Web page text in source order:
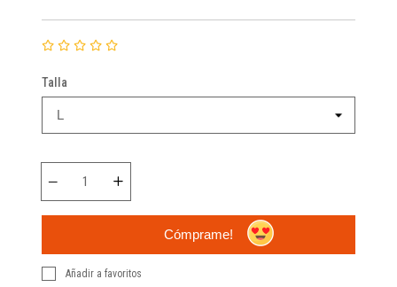
Talla
Cómprame!
Añadir a favoritos